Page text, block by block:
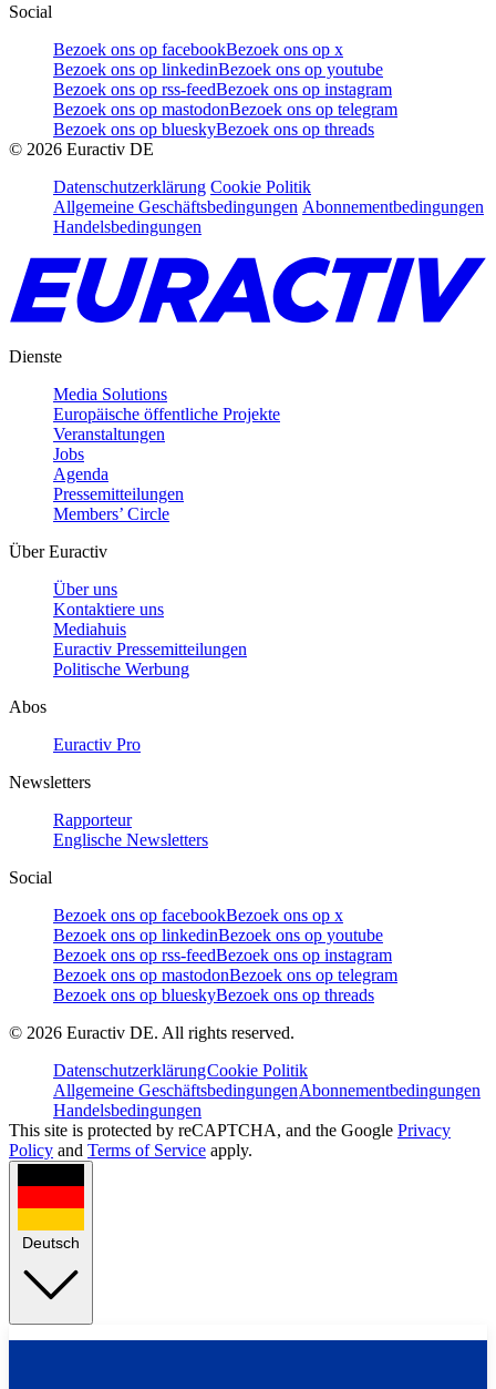
Social
Bezoek ons op facebookBezoek ons op x
Bezoek ons op linkedinBezoek ons op youtube
Bezoek ons op rss-feedBezoek ons op instagram
Bezoek ons op mastodonBezoek ons op telegram
Bezoek ons op blueskyBezoek ons op threads
© 2026 Euractiv DE
Datenschutzerklärung Cookie Politik
Allgemeine Geschäftsbedingungen Abonnementbedingungen
Handelsbedingungen
Dienste
Media Solutions
Europäische öffentliche Projekte
Veranstaltungen
Jobs
Agenda
Pressemitteilungen
Members’ Circle
Über Euractiv
Über uns
Kontaktiere uns
Mediahuis
Euractiv Pressemitteilungen
Politische Werbung
Abos
Euractiv Pro
Newsletters
Rapporteur
Englische Newsletters
Social
Bezoek ons op facebookBezoek ons op x
Bezoek ons op linkedinBezoek ons op youtube
Bezoek ons op rss-feedBezoek ons op instagram
Bezoek ons op mastodonBezoek ons op telegram
Bezoek ons op blueskyBezoek ons op threads
© 2026 Euractiv DE. All rights reserved.
DatenschutzerklärungCookie Politik
Allgemeine GeschäftsbedingungenAbonnementbedingungen
Handelsbedingungen
This site is protected by reCAPTCHA, and the Google Privacy
Policy and Terms of Service apply.
Deutsch